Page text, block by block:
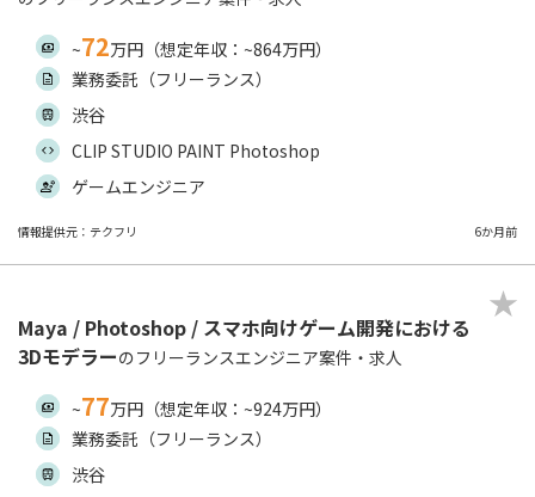
~72万円（想定年収：~864万円）
業務委託（フリーランス）
渋谷
CLIP STUDIO PAINT Photoshop
ゲームエンジニア
情報提供元：テクフリ 6か月前
Maya / Photoshop / スマホ向けゲーム開発における
3Dモデラーのフリーランスエンジニア案件・求人
~77万円（想定年収：~924万円）
業務委託（フリーランス）
渋谷